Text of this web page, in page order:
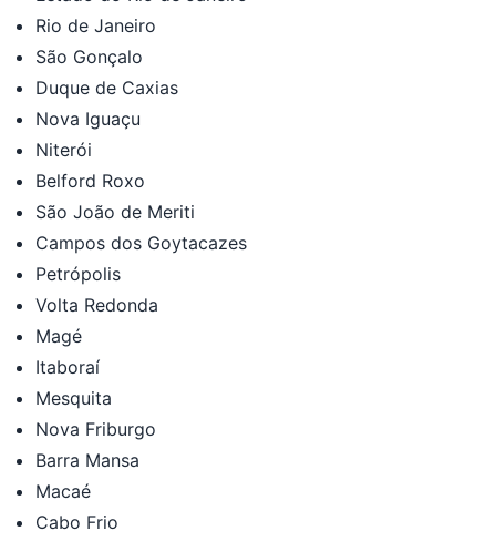
Rio de Janeiro
São Gonçalo
Duque de Caxias
Nova Iguaçu
Niterói
Belford Roxo
São João de Meriti
Campos dos Goytacazes
Petrópolis
Volta Redonda
Magé
Itaboraí
Mesquita
Nova Friburgo
Barra Mansa
Macaé
Cabo Frio